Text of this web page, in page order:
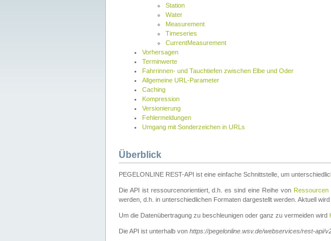
Station
Water
Measurement
Timeseries
CurrentMeasurement
Vorhersagen
Terminwerte
Fahrrinnen- und Tauchtiefen zwischen Elbe und Oder
Allgemeine URL-Parameter
Caching
Kompression
Versionierung
Fehlermeldungen
Umgang mit Sonderzeichen in URLs
Überblick
PEGELONLINE REST-API ist eine einfache Schnittstelle, um
Die API ist ressourcenorientiert, d.h. es sind eine Reihe von Ressourcen
werden, d.h. in unterschiedlichen Formaten dargestellt werden. Aktuell
Um die Datenübertragung zu beschleunigen oder ganz zu vermeiden wird
Die API ist unterhalb von https://pegelonline.wsv.de/webservices/rest-api/